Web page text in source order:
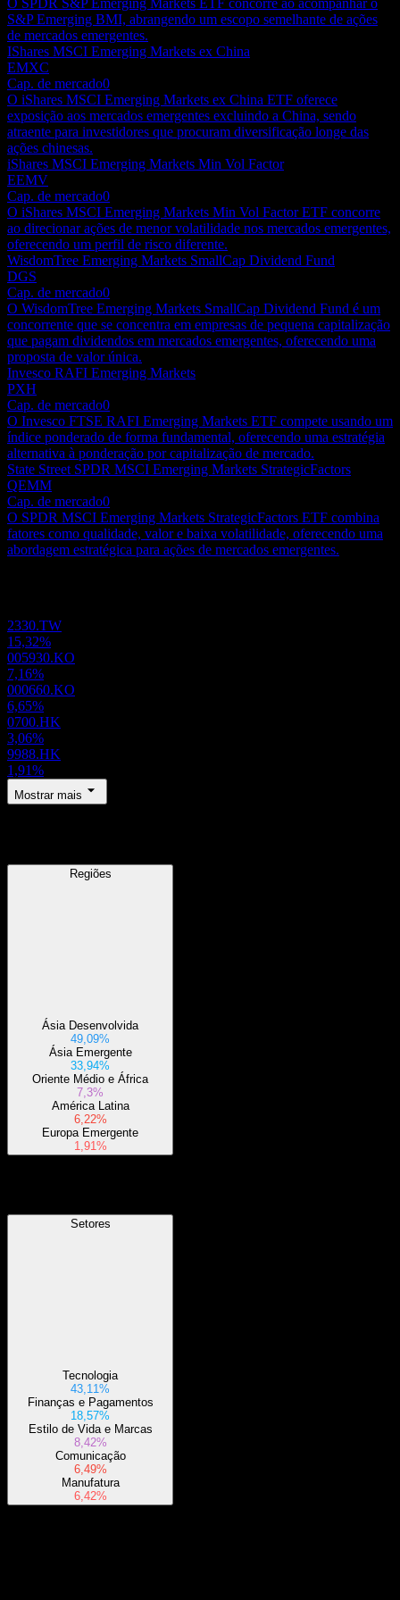
S&P Emerging BMI, abrangendo um escopo semelhante de ações
de mercados emergentes.
IShares MSCI Emerging Markets ex China
EMXC
Cap. de mercado0
O iShares MSCI Emerging Markets ex China ETF oferece
exposição aos mercados emergentes excluindo a China, sendo
atraente para investidores que procuram diversificação longe das
ações chinesas.
iShares MSCI Emerging Markets Min Vol Factor
EEMV
Cap. de mercado0
O iShares MSCI Emerging Markets Min Vol Factor ETF concorre
ao direcionar ações de menor volatilidade nos mercados emergentes,
oferecendo um perfil de risco diferente.
WisdomTree Emerging Markets SmallCap Dividend Fund
DGS
Cap. de mercado0
O WisdomTree Emerging Markets SmallCap Dividend Fund é um
concorrente que se concentra em empresas de pequena capitalização
que pagam dividendos em mercados emergentes, oferecendo uma
proposta de valor única.
Invesco RAFI Emerging Markets
PXH
Cap. de mercado0
O Invesco FTSE RAFI Emerging Markets ETF compete usando um
índice ponderado de forma fundamental, oferecendo uma estratégia
alternativa à ponderação por capitalização de mercado.
State Street SPDR MSCI Emerging Markets StrategicFactors
QEMM
Cap. de mercado0
O SPDR MSCI Emerging Markets StrategicFactors ETF combina
fatores como qualidade, valor e baixa volatilidade, oferecendo uma
abordagem estratégica para ações de mercados emergentes.
2330.TW
15,32%
005930.KO
7,16%
000660.KO
6,65%
0700.HK
3,06%
9988.HK
1,91%
Mostrar mais
Regiões
Ásia Desenvolvida
49,09%
Ásia Emergente
33,94%
Oriente Médio e África
7,3%
América Latina
6,22%
Europa Emergente
1,91%
Setores
Tecnologia
43,11%
Finanças e Pagamentos
18,57%
Estilo de Vida e Marcas
8,42%
Comunicação
6,49%
Manufatura
6,42%